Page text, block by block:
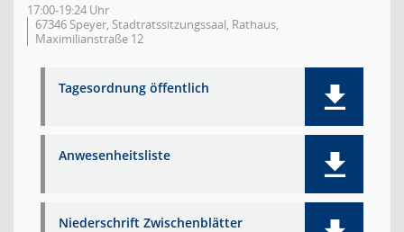
17:00-19:24 Uhr
67346 Speyer, Stadtratssitzungssaal, Rathaus,
Maximilianstraße 12
Tagesordnung öffentlich
Anwesenheitsliste
Niederschrift Zwischenblätter